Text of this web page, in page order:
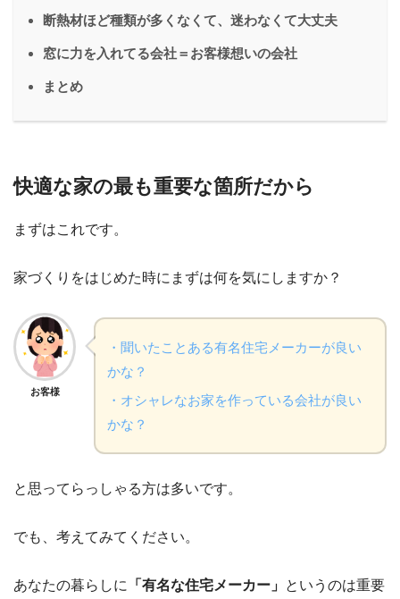
断熱材ほど種類が多くなくて、迷わなくて大丈夫
窓に力を入れてる会社＝お客様想いの会社
まとめ
快適な家の最も重要な箇所だから
まずはこれです。
家づくりをはじめた時にまずは何を気にしますか？
お客様
・聞いたことある有名住宅メーカーが良い
かな？
・オシャレなお家を作っている会社が良い
かな？
と思ってらっしゃる方は多いです。
でも、考えてみてください。
あなたの暮らしに 「有名な住宅メーカー」 というのは重要